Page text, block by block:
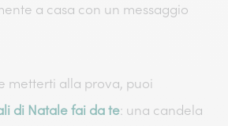
a casa con un messaggio
metterti alla prova, puoi
di Natale fai da te: una candela